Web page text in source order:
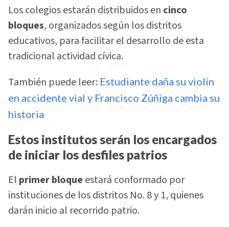
Los colegios estarán distribuidos en cinco
bloques, organizados según los distritos
educativos, para facilitar el desarrollo de esta
tradicional actividad cívica.
También puede leer: Estudiante daña su violín
en accidente vial y Francisco Zúñiga cambia su
historia
Estos institutos serán los encargados
de iniciar los desfiles patrios
El primer bloque estará conformado por
instituciones de los distritos No. 8 y 1, quienes
darán inicio al recorrido patrio.